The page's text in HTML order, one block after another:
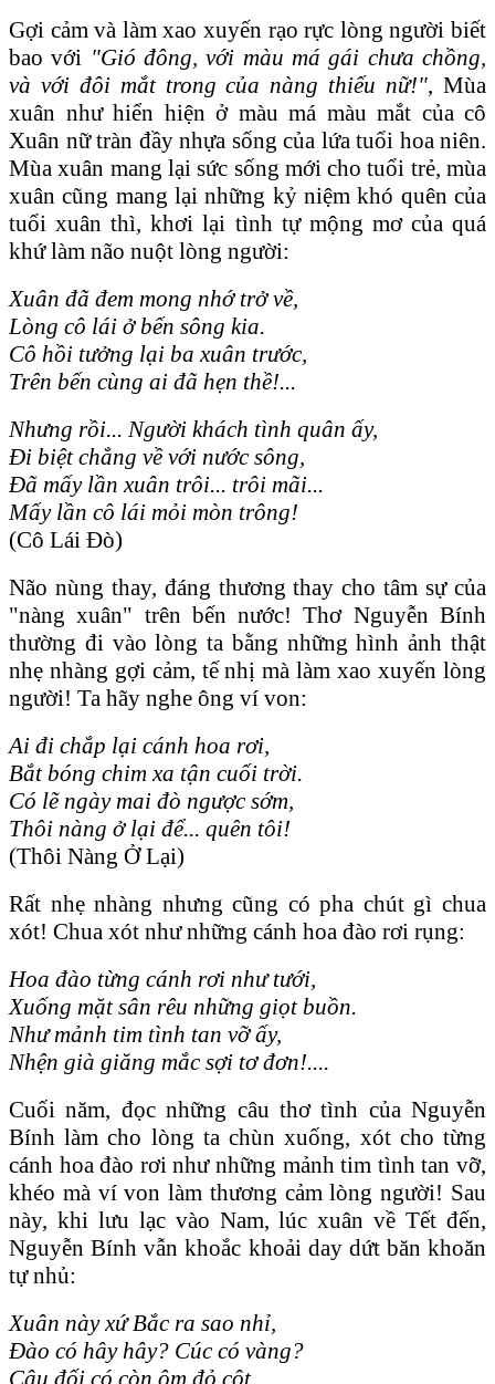
Gợi cảm và làm xao xuyến rạo rực lòng người biết
bao với "Gió đông, với màu má gái chưa chồng,
và với đôi mắt trong của nàng thiếu nữ!", Mùa
xuân như hiển hiện ở màu má màu mắt của cô
Xuân nữ tràn đầy nhựa sống của lứa tuổi hoa niên.
Mùa xuân mang lại sức sống mới cho tuổi trẻ, mùa
xuân cũng mang lại những kỷ niệm khó quên của
tuổi xuân thì, khơi lại tình tự mộng mơ của quá
khứ làm não nuột lòng người:
Xuân đã đem mong nhớ trở về,
Lòng cô lái ở bến sông kia.
Cô hồi tưởng lại ba xuân trước,
Trên bến cùng ai đã hẹn thề!...
Nhưng rồi... Người khách tình quân ấy,
Đi biệt chẳng về với nước sông,
Đã mấy lần xuân trôi... trôi mãi...
Mấy lần cô lái mỏi mòn trông!
(Cô Lái Đò)
Não nùng thay, đáng thương thay cho tâm sự của
"nàng xuân" trên bến nước! Thơ Nguyễn Bính
thường đi vào lòng ta bằng những hình ảnh thật
nhẹ nhàng gợi cảm, tế nhị mà làm xao xuyến lòng
người! Ta hãy nghe ông ví von:
Ai đi chắp lại cánh hoa rơi,
Bắt bóng chim xa tận cuối trời.
Có lẽ ngày mai đò ngược sớm,
Thôi nàng ở lại để... quên tôi!
(Thôi Nàng Ở Lại)
Rất nhẹ nhàng nhưng cũng có pha chút gì chua
xót! Chua xót như những cánh hoa đào rơi rụng:
Hoa đào từng cánh rơi như tưới,
Xuống mặt sân rêu những giọt buồn.
Như mảnh tim tình tan vỡ ấy,
Nhện già giăng mắc sợi tơ đơn!....
Cuối năm, đọc những câu thơ tình của Nguyễn
Bính làm cho lòng ta chùn xuống, xót cho từng
cánh hoa đào rơi như những mảnh tim tình tan vỡ,
khéo mà ví von làm thương cảm lòng người! Sau
này, khi lưu lạc vào Nam, lúc xuân về Tết đến,
Nguyễn Bính vẫn khoắc khoải day dứt băn khoăn
tự nhủ:
Xuân này xứ Bắc ra sao nhỉ,
Đào có hây hây? Cúc có vàng?
Câu đối có còn ôm đỏ cột,